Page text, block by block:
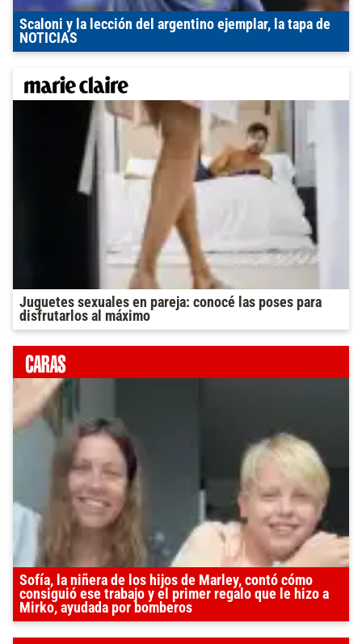
Scaloni y la lección del argentino ejemplar, la tapa de
NOTICIAS
Juguetes sexuales en pareja: conocé las poses para
disfrutarlos al máximo
Sofía, la niñera de los hijos de Marley, contó cómo
consiguió ese trabajo y el primer regalo que le hizo a
Mirko, ayudada por bomberos